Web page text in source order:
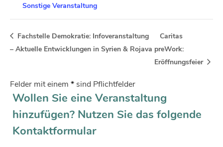
Sonstige Veranstaltung
Fachstelle Demokratie: Infoveranstaltung
– Aktuelle Entwicklungen in Syrien & Rojava
Caritas
preWork:
Eröffnungsfeier
Felder mit einem * sind Pflichtfelder
Wollen Sie eine Veranstaltung
hinzufügen? Nutzen Sie das folgende
Kontaktformular